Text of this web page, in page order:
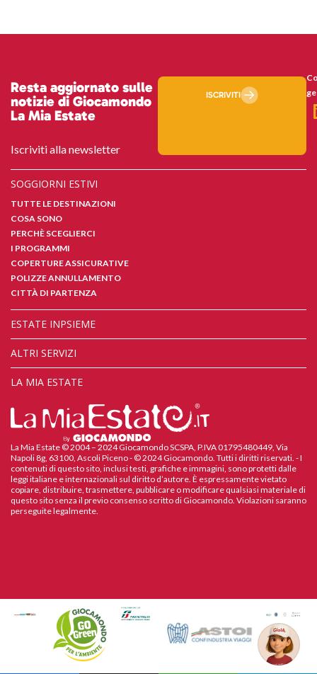
Resta aggiornato sulle
notizie di Giocamondo
La Mia Estate
Iscriviti alla newsletter
ISCRIVITI
SOGGIORNI ESTIVI
TUTTE LE DESTINAZIONI
COSA SONO
PERCHÈ SCEGLIERCI
I PROGRAMMI
COPERTURE ASSICURATIVE
POLIZZE ANNULLAMENTO
CITTÀ DI PARTENZA
ESTATE INPSIEME
ALTRI SERVIZI
LA MIA ESTATE
La Mia Estate © 2004 – 2024 Giocamondo SCSPA, P.IVA 01795480449, Via
Napoli 8g, 63100, Ascoli Piceno - © 2024 Giocamondo. Tutti i diritti riservati. - I
contenuti di questo sito, inclusi testi, grafiche e immagini, sono protetti dalle
leggi italiane e internazionali sul diritto d’autore. È espressamente vietato
copiare, distribuire, trasmettere, pubblicare o modificare qualsiasi materiale di
questo sito senza il previo consenso scritto di Giocamondo. Violazioni saranno
perseguite legalmente.